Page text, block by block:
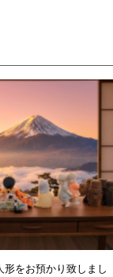
形をお預かり致しまし